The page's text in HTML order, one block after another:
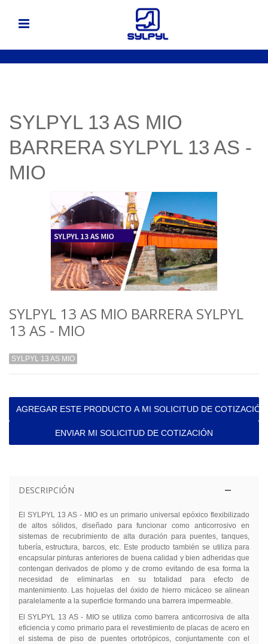
SYLPYL 13 AS MIO
BARRERA SYLPYL 13 AS -
MIO
SYLPYL 13 AS MIO BARRERA SYLPYL
13 AS - MIO
SYLPYL 13 AS MIO
AGREGAR ESTE PRODUCTO A MI SOLICITUD DE COTIZACIÓN
ENVIAR MI SOLICITUD DE COTIZACIÓN
DESCRIPCIÓN
El SYLPYL 13 AS - MIO es un primario universal epóxico flexibilizado
de altos sólidos, diseñado para funcionar como anticorrosivo en
sistemas de recubrimiento de alta duración para puentes, tanques,
tubería, estructura, barcos, etc. Este producto también se utiliza para
encapsular pinturas anteriores de buena calidad y bien adheridas que
contengan derivados de plomo y de cromo evitando de esa forma la
necesidad de eliminarlas en su totalidad para efecto de
mantenimiento. Las hojuelas del óxido de hierro micáceo se alinean
paralelamente a la superficie formando una barrera impermeable.
El SYLPYL 13 AS - MIO se utiliza como barrera anticorrosiva de alta
eficiencia y como primario para el revestimiento de placas de acero en
el sistema de piso de puentes ortotrópicos, conjuntamente con el